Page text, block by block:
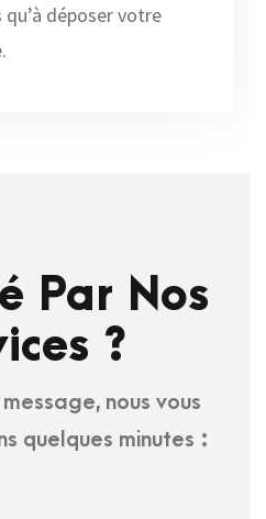
qu’à déposer votre
Par Nos
?
nous vous
quelques minutes :